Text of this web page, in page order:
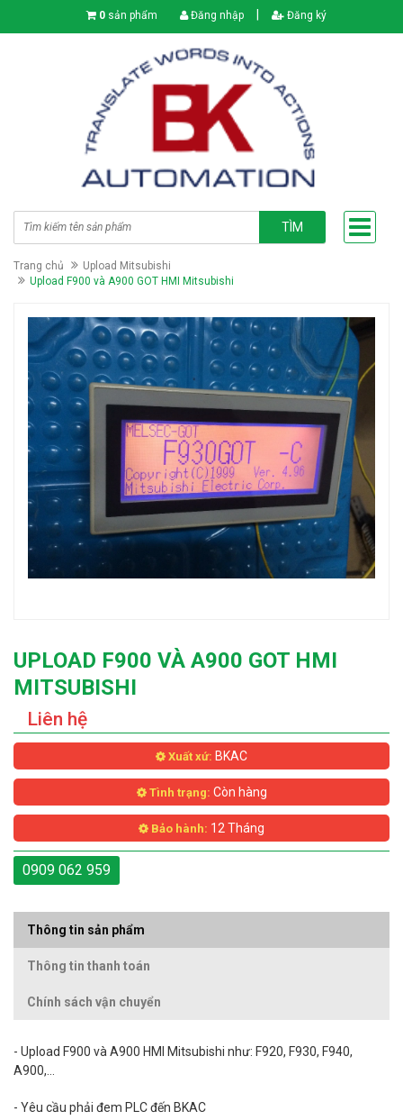
0 sản phẩm Đăng nhập Đăng ký
TÌM
Trang chủ
Upload Mitsubishi
Upload F900 và A900 GOT HMI Mitsubishi
UPLOAD F900 VÀ A900 GOT HMI
MITSUBISHI
Liên hệ
Xuất xứ: BKAC
Tình trạng: Còn hàng
Bảo hành: 12 Tháng
0909 062 959
Thông tin sản phẩm
Thông tin thanh toán
Chính sách vận chuyển
- Upload F900 và A900 HMI Mitsubishi như: F920, F930, F940,
A900,...
- Yêu cầu phải đem PLC đến BKAC